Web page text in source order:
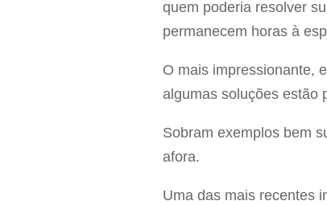
quem poderia resolver
permanecem horas à
O mais impressionante,
algumas soluções estão
Sobram exemplos bem
afora.
Uma das mais recentes